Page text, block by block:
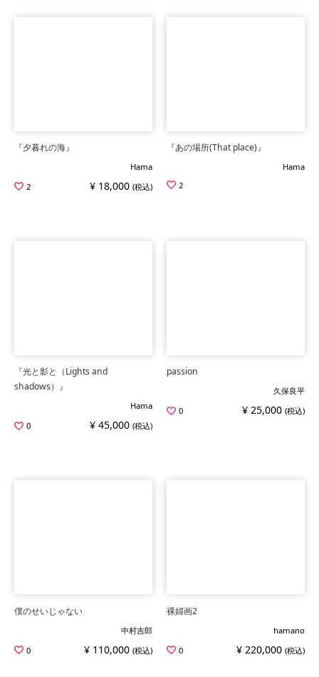
『夕暮れの海』
Hama
2
¥ 18,000 (税込)
『あの場所(That place)』
Hama
2
『光と影と（Lights and
shadows）』
Hama
0
¥ 45,000 (税込)
passion
久保良平
0
¥ 25,000 (税込)
僕のせいじゃない
中村吉郎
0
¥ 110,000 (税込)
裸婦画2
hamano
0
¥ 220,000 (税込)